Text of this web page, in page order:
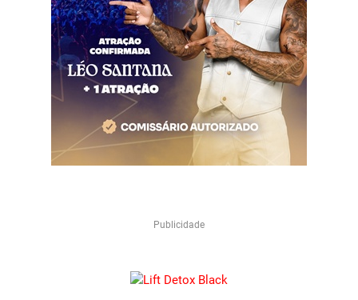
Publicidade